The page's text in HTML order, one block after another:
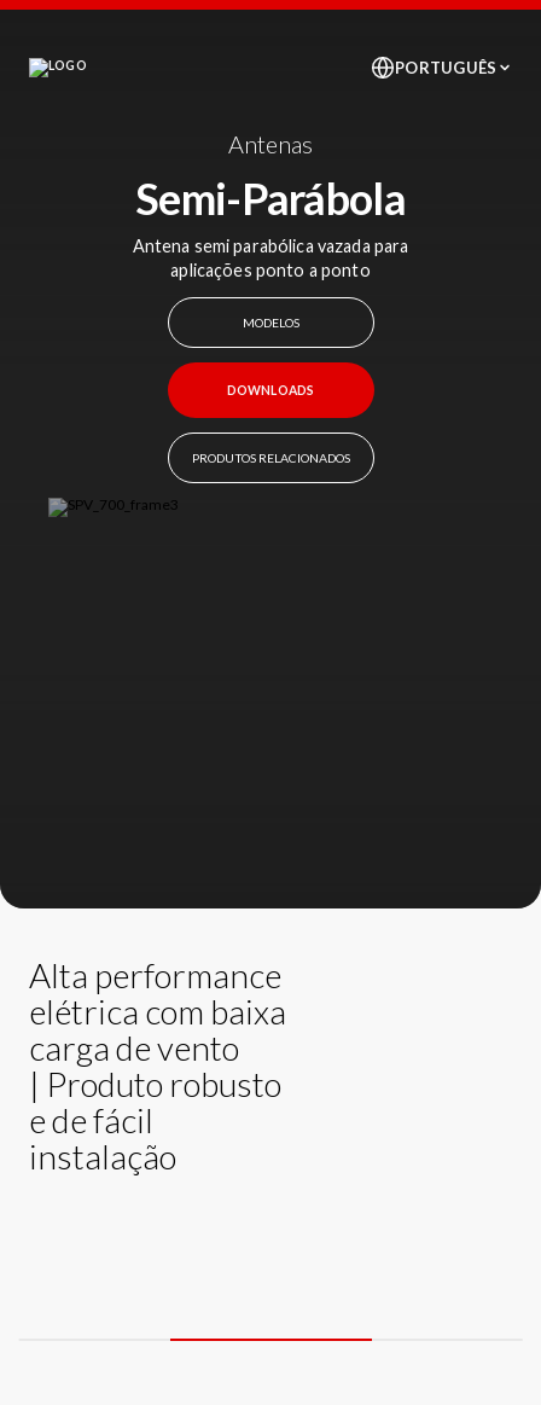
Antenas
Semi-Parábola
Antena semi parabólica vazada para
aplicações ponto a ponto
MODELOS
DOWNLOADS
PRODUTOS RELACIONADOS
Alta performance
elétrica com baixa
carga de vento
| Produto robusto
e de fácil
instalação